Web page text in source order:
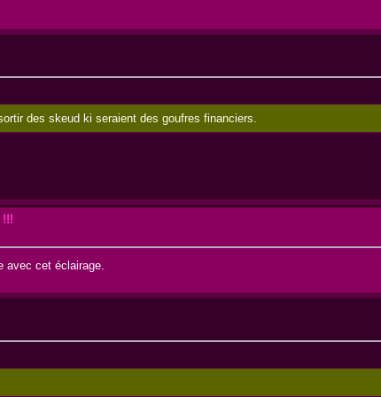
des skeud ki seraient des goufres financiers.
avec cet éclairage.